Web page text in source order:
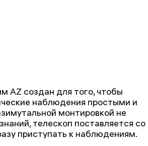
AZ создан для того, чтобы
наблюдения простыми и
монтировкой не
телескоп поставляется со
приступать к наблюдениям.